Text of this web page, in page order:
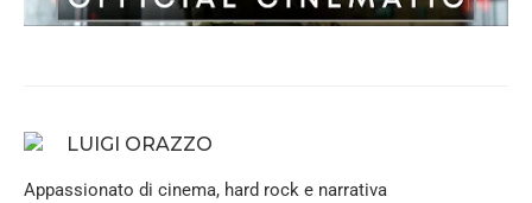
LUIGI ORAZZO
Appassionato di cinema, hard rock e narrativa